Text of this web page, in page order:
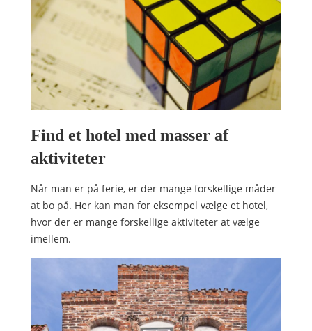
Find et hotel med masser af
aktiviteter
Når man er på ferie, er der mange forskellige måder
at bo på. Her kan man for eksempel vælge et hotel,
hvor der er mange forskellige aktiviteter at vælge
imellem.